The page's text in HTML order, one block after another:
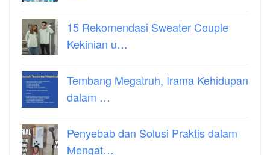
15 Rekomendasi Sweater Couple
Kekinian u…
Tembang Megatruh, Irama Kehidupan
dalam …
Penyebab dan Solusi Praktis dalam
Mengat…